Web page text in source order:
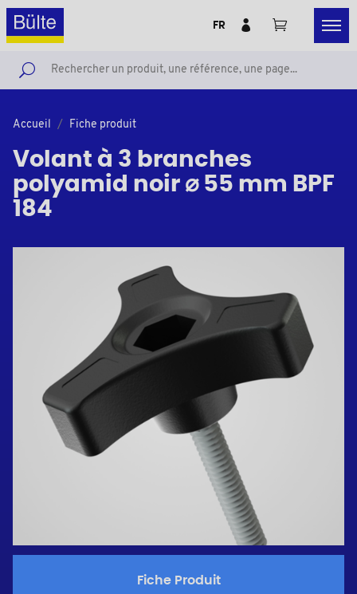
FR
Accueil Fiche produit
Volant à 3 branches
polyamid noir ⌀ 55 mm BPF
184
Fiche Produit